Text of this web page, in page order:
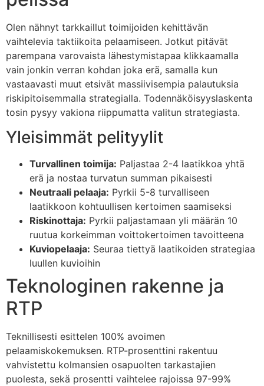
Olen nähnyt tarkkaillut toimijoiden kehittävän
vaihtelevia taktiikoita pelaamiseen. Jotkut pitävät
parempana varovaista lähestymistapaa klikkaamalla
vain jonkin verran kohdan joka erä, samalla kun
vastaavasti muut etsivät massiivisempia palautuksia
riskipitoisemmalla strategialla. Todennäköisyyslaskenta
tosin pysyy vakiona riippumatta valitun strategiasta.
Yleisimmät pelityylit
Turvallinen toimija: Paljastaa 2-4 laatikkoa yhtä
erä ja nostaa turvatun summan pikaisesti
Neutraali pelaaja: Pyrkii 5-8 turvalliseen
laatikkoon kohtuullisen kertoimen saamiseksi
Riskinottaja: Pyrkii paljastamaan yli määrän 10
ruutua korkeimman voittokertoimen tavoitteena
Kuviopelaaja: Seuraa tiettyä laatikoiden strategiaa
luullen kuvioihin
Teknologinen rakenne ja
RTP
Teknillisesti esittelen 100% avoimen
pelaamiskokemuksen. RTP-prosenttini rakentuu
vahvistettu kolmansien osapuolten tarkastajien
puolesta, sekä prosentti vaihtelee rajoissa 97-99%